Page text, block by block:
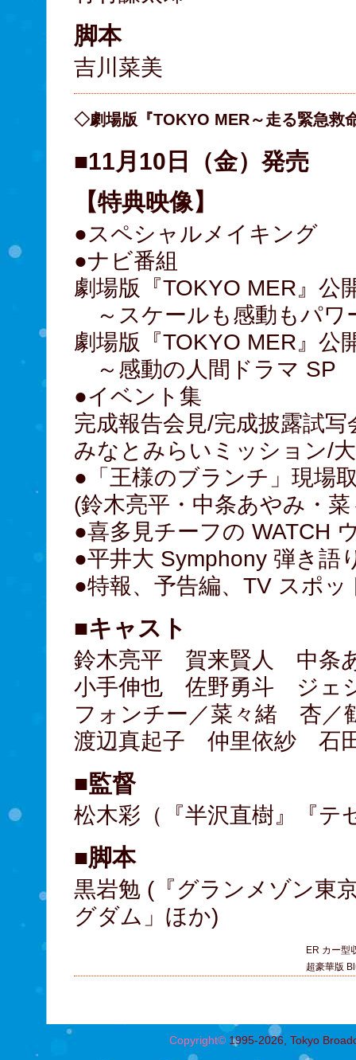
脚本
吉川菜美
◇劇場版『TOKYO MER～走る緊急救
ER カー型
超豪華版
■11月10日（金）発売
【特典映像】
●スペシャルメイキング
●ナビ番組
劇場版『TOKYO MER』公
～スケールも感動もパワ
劇場版『TOKYO MER』公
～感動の人間ドラマ SP
●イベント集
完成報告会見/完成披露試
みなとみらいミッション/
●「王様のブランチ」現場
(鈴木亮平・中条あやみ・
●喜多見チーフの WATCH
●平井大 Symphony 弾き語
●特報、予告編、TV スポッ
■キャスト
鈴木亮平 賀来賢人 中条
小手伸也 佐野勇斗 ジェ
フォンチー／菜々緒 杏
渡辺真起子 仲里依紗 石
■監督
松木彩（『半沢直樹』『テ
■脚本
黒岩勉 (『グランメゾン東
グダム」ほか)
Copyright©1995-2026, Tokyo